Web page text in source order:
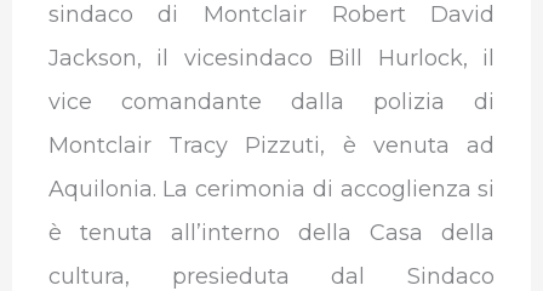
sindaco di Montclair Robert David
Jackson, il vicesindaco Bill Hurlock, il
vice comandante dalla polizia di
Montclair Tracy Pizzuti, è venuta ad
Aquilonia. La cerimonia di accoglienza si
è tenuta all’interno della Casa della
cultura, presieduta dal Sindaco